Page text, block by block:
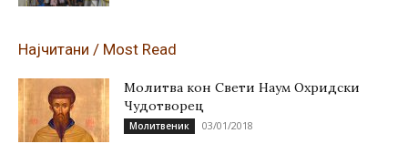
Најчитани / Most Read
Молитва кон Свети Наум Охридски
Чудотворец
Молитвеник 03/01/2018